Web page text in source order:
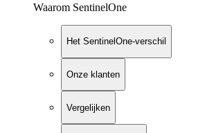
Waarom SentinelOne
Het SentinelOne-verschil
Onze klanten
Vergelijken